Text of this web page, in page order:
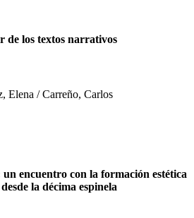
los textos narrativos
Elena / Carreño, Carlos
encuentro con la formación estética
la décima espinela